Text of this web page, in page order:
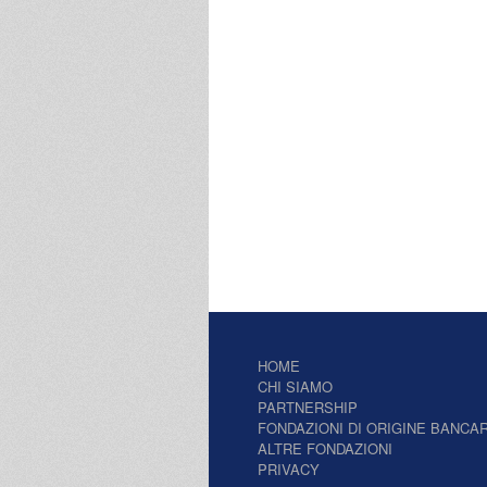
HOME
CHI SIAMO
PARTNERSHIP
FONDAZIONI DI ORIGINE
ALTRE FONDAZIONI
PRIVACY